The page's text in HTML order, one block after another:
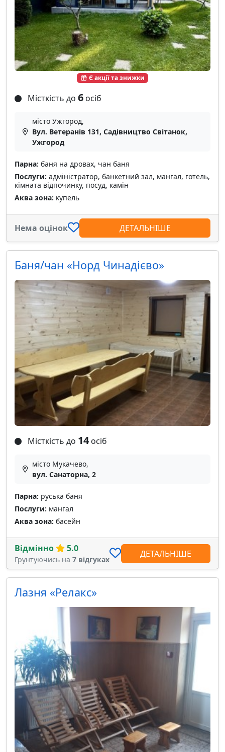
Є акції та знижки
Місткість до 6 осіб
місто Ужгород,
Вул. Ветеранів 131, Садівництво Світанок,
Ужгород
Парна: баня на дровах, чан баня
Послуги: адміністратор, банкетний зал, мангал, готель,
кімната відпочинку, посуд, камін
Аква зона: купель
Нема оцінок ДЕТАЛЬНІШЕ
Баня/чан «Норд Чинадієво»
Місткість до 14 осіб
місто Мукачево,
вул. Санаторна, 2
Парна: руська баня
Послуги: мангал
Аква зона: басейн
Відмінно 5.0
Грунтуючись на 7 відгуках
ДЕТАЛЬНІШЕ
Лазня «Релакс»